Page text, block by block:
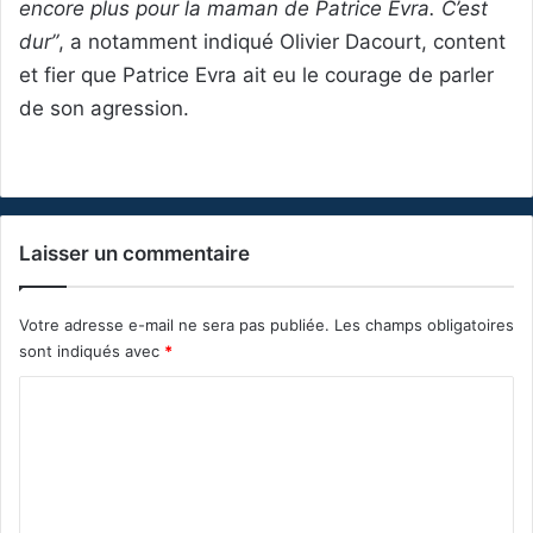
encore plus pour la maman de Patrice Evra. C’est
dur”, a notamment indiqué Olivier Dacourt, content
et fier que Patrice Evra ait eu le courage de parler
de son agression.
Laisser un commentaire
Votre adresse e-mail ne sera pas publiée. Les champs obligatoires
sont indiqués avec *